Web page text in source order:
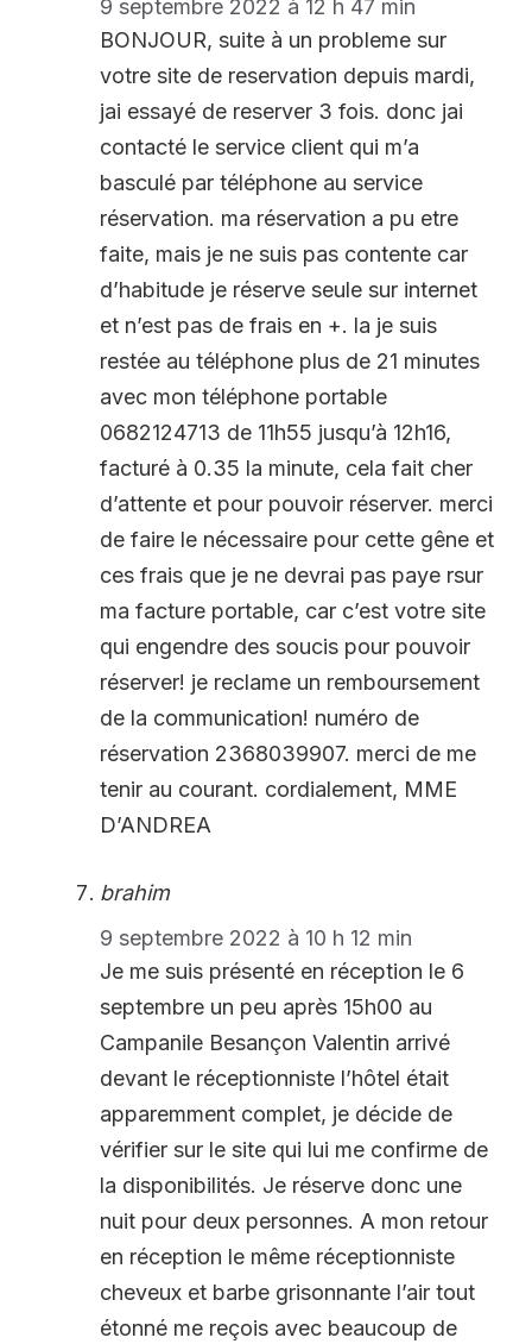
9 septembre 2022 à 12 h 47 min
BONJOUR, suite à un probleme sur
votre site de reservation depuis mardi,
jai essayé de reserver 3 fois. donc jai
contacté le service client qui m’a
basculé par téléphone au service
réservation. ma réservation a pu etre
faite, mais je ne suis pas contente car
d’habitude je réserve seule sur internet
et n’est pas de frais en +. la je suis
restée au téléphone plus de 21 minutes
avec mon téléphone portable
0682124713 de 11h55 jusqu’à 12h16,
facturé à 0.35 la minute, cela fait cher
d’attente et pour pouvoir réserver. merci
de faire le nécessaire pour cette gêne et
ces frais que je ne devrai pas paye rsur
ma facture portable, car c’est votre site
qui engendre des soucis pour pouvoir
réserver! je reclame un remboursement
de la communication! numéro de
réservation 2368039907. merci de me
tenir au courant. cordialement, MME
D’ANDREA
brahim
9 septembre 2022 à 10 h 12 min
Je me suis présenté en réception le 6
septembre un peu après 15h00 au
Campanile Besançon Valentin arrivé
devant le réceptionniste l’hôtel était
apparemment complet, je décide de
vérifier sur le site qui lui me confirme de
la disponibilités. Je réserve donc une
nuit pour deux personnes. A mon retour
en réception le même réceptionniste
cheveux et barbe grisonnante l’air tout
étonné me reçois avec beaucoup de